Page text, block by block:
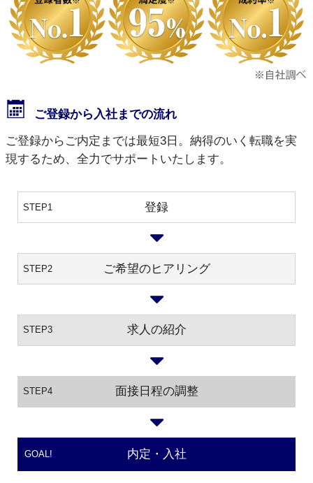
ご登録から入社までの流れ
ご登録からご内定までは最短3日。納得のいく転職を実
現するため、全力でサポートいたします。
STEP1 登録
STEP2 ご希望のヒアリング
STEP3 求人の紹介
STEP4 面接日程の調整
GOAL! 内定・入社